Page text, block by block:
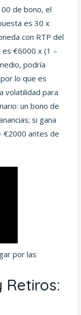
de bono, el
es 30 x
con RTP del
€6000 x (1 –
podría
lo que es
volatilidad para
un bono de
si gana
€2000 antes de
por las
Retiros: